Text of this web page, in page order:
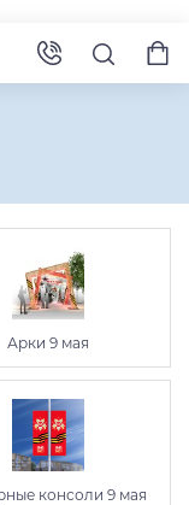
Арки 9 мая
консоли 9 мая